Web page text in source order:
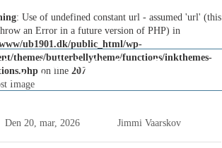
: Use of undefined constant url - assumed 'url' (this
an Error in a future version of PHP) in
ub1901.dk/public_html/wp-
themes/butterbellytheme/functions/inkthemes-
on line 207
vedr årets Undløse Cup-
Den 20, mar, 2026 Jimmi Vaarskov